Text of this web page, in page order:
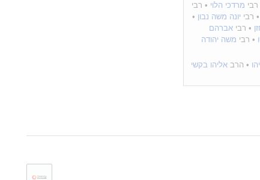
רבי מרדכי הלוי • רבי
• רבי יונה משה נבון •
• רבי אברהם
• רבי משה יהודה
• הרב אליהו בקשי